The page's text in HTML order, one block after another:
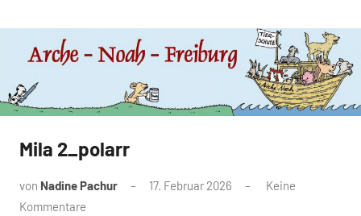
Mila 2_polarr
von Nadine Pachur 17. Februar 2026
Keine
Kommentare